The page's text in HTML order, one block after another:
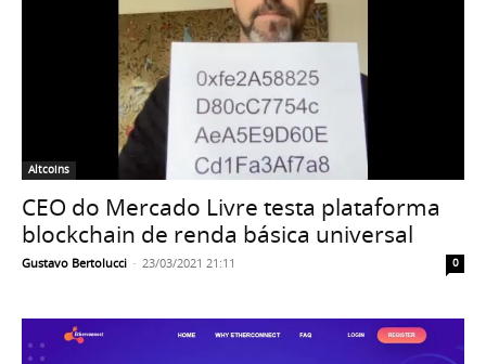
Altcoins
CEO do Mercado Livre testa plataforma
blockchain de renda básica universal
Gustavo Bertolucci - 23/03/2021 21:11 0